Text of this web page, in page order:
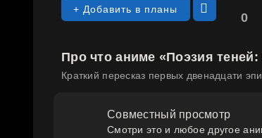
+ Добавить в планы
0
Про что аниме «Поэзия
Краткий пересказ первых двенадцати
Совместный просмотр
Смотри это и любое другое